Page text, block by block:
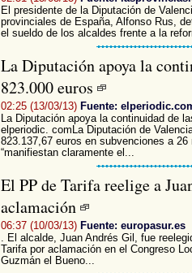
El presidente de la Diputación de
provinciales de España, Alfonso Rus,
el sueldo de los alcaldes frente a la
La Diputación apoya la
823.000 euros
02:25 (13/03/13) Fuente:
La Diputación apoya la continuidad de
elperiodic. comLa Diputación de
823.137,67 euros en subvenciones a
“manifiestan claramente el...
El PP de Tarifa reelige a
aclamación
06:37 (10/03/13) Fuente: europasur.es
. El alcalde, Juan Andrés Gil, fue
Tarifa por aclamación en el Congreso
Guzmán el Bueno...